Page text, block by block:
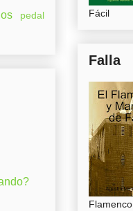
pedal Fácil
Falla
Flamenco